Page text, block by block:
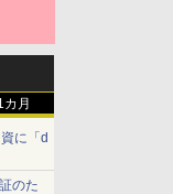
カ月
に「d
のた